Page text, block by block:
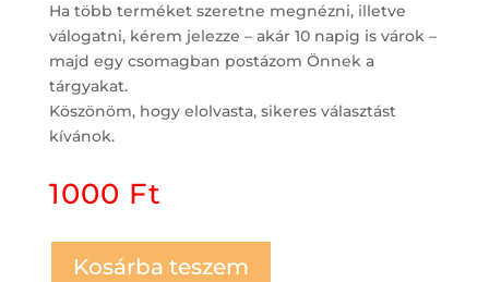
Ha több terméket szeretne megnézni, illetve
válogatni, kérem jelezze – akár 10 napig is várok –
majd egy csomagban postázom Önnek a
tárgyakat.
Köszönöm, hogy elolvasta, sikeres választást
kívánok.
1000 Ft
Kosárba teszem